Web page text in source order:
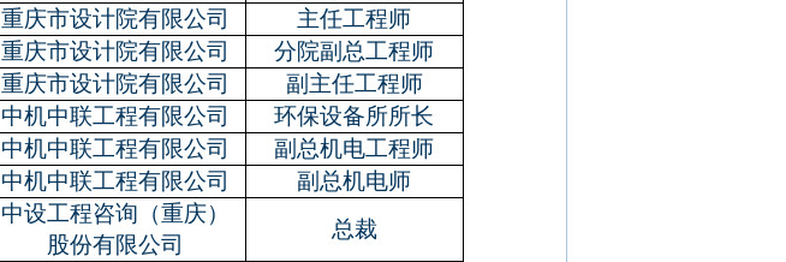
重庆市设计院有限公司
主任工程师
重庆市设计院有限公司
分院副总工程师
重庆市设计院有限公司
副主任工程师
中机中联工程有限公司
环保设备所所长
中机中联工程有限公司
副总机电工程师
中机中联工程有限公司
副总机电师
中设工程咨询（重庆）
股份有限公司
总裁